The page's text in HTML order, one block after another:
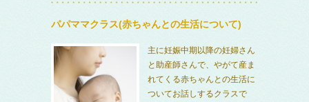
パパママクラス(赤ちゃんとの生活について)
主に妊娠中期以降の妊婦さん
と助産師さんで、やがて産ま
れてくる赤ちゃんとの生活に
ついてお話しするクラスで